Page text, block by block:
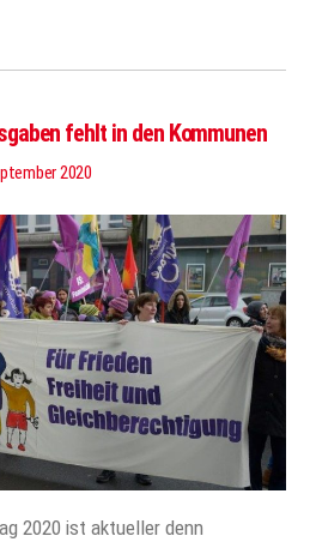
fehlt in den Kommunen
2020
2020 ist aktueller denn